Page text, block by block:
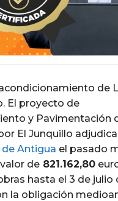
de
El proyecto de
y Pavimentación
El Junquillo
Antigua el pasado
de 821.162,80
hasta el 3 de julio
la obligación